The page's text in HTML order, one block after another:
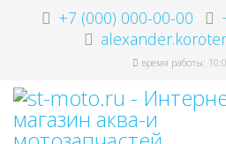
+7 (000) 000-00-00
время работы: